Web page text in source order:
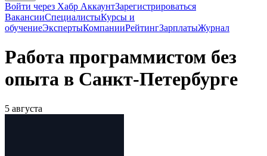
Войти через Хабр АккаунтЗарегистрироваться
ВакансииСпециалистыКурсы и
обучениеЭкспертыКомпанииРейтингЗарплатыЖурнал
Работа программистом без
опыта в Санкт-Петербурге
5 августа